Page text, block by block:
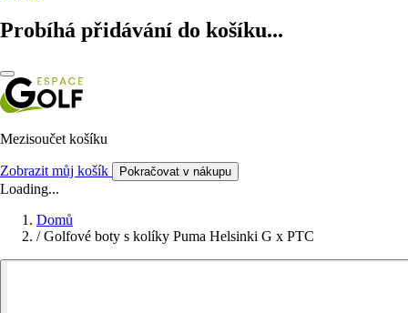
Probíhá přidávání do košíku...
Mezisoučet košíku
Zobrazit můj košík Pokračovat v nákupu
Loading...
Domů
/ Golfové boty s kolíky Puma Helsinki G x PTC